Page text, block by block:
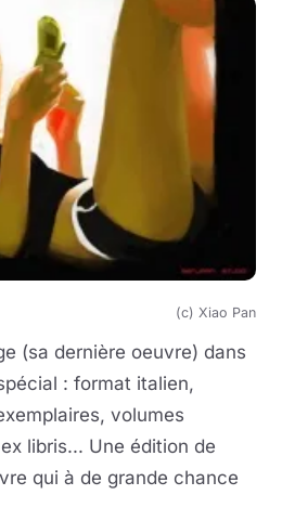
(c) Xiao Pan
(sa dernière oeuvre) dans
: format italien,
volumes
libris... Une édition de
qui à de grande chance